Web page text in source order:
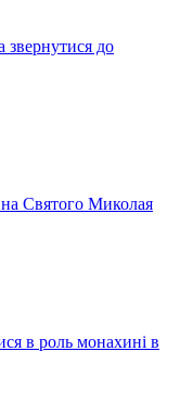
звернутися до
Святого Миколая
в роль монахині в